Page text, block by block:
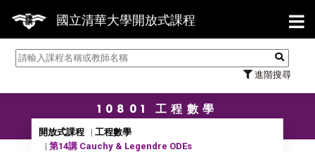
國立清華大學開放式課程
進階搜尋
【7/31】114學年度第2
10801 工程數學
開放式課程
工程數學
第14講 Cauchy & Legendre ODEs